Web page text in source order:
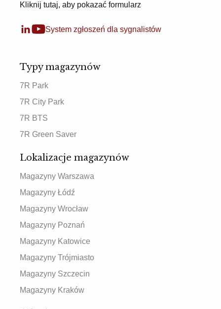
Kliknij tutaj, aby pokazać formularz
System zgłoszeń dla sygnalistów
Typy magazynów
7R Park
7R City Park
7R BTS
7R Green Saver
Lokalizacje magazynów
Magazyny Warszawa
Magazyny Łódź
Magazyny Wrocław
Magazyny Poznań
Magazyny Katowice
Magazyny Trójmiasto
Magazyny Szczecin
Magazyny Kraków